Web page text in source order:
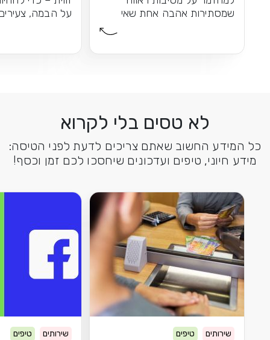
שמסתירות אהבה אחת שאי
על הבמה,
לא טסים בלי לקרוא
כל המידע החשוב שאתם צריכים לדעת לפני הטיסה:
מידע חיוני, טיפים ועדכונים שיחסכו לכם זמן וכסף!
שירותים טיפים שירותים טיפים